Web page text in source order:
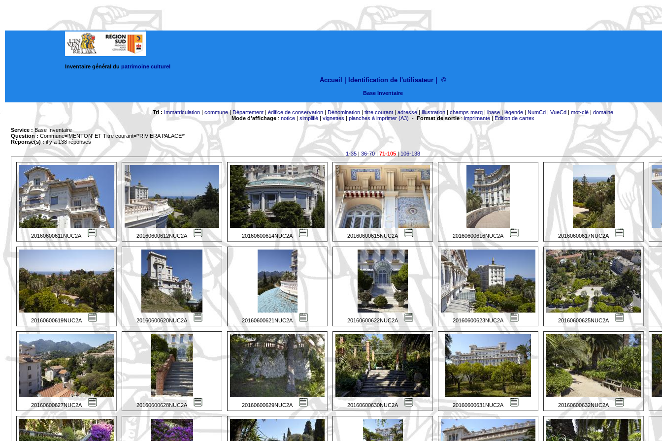
Inventaire général du patrimoine culturel
Accueil | Identification de l'utilisateur ©
Base Inventaire
Tri : Immatriculation| commune| Département| édifice de conservation| Dénomination| titre courant| adresse|illustration| champs marq| lbase| légende| NumCd| VueCd| mot-clé| domaine
Mode d'affichage: notice| simplifié| vignettes | planches à imprimer (A3) - Format de sortie:imprimante| Edition de cartex
Service : Base Inventaire
Question : Commune='MENTON' ET Titre courant='*RIVIERA PALACE*'
Réponse(s) :il y a 138 réponses
1-35| 36-70| 71-105|106-138
20160600611NUC2A 20160600612NUC2A 20160600614NUC2A 20160600615NUC2A 20160600616NUC2A 20160600617NUC2A
20160600619NUC2A 20160600620NUC2A 20160600621NUC2A 20160600622NUC2A 20160600623NUC2A 20160600625NUC2A
20160600627NUC2A 20160600628NUC2A 20160600629NUC2A 20160600630NUC2A 20160600631NUC2A 20160600632NUC2A